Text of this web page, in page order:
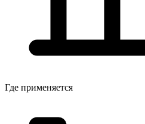
Где применяется